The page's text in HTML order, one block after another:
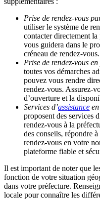
Prise de rendez-vous
utiliser le système de
contacter directement
vous guidera dans le
créneau de rendez-vous.
Prise de rendez-vous
toutes vos démarches
pouvez vous rendre
rendez-vous. Assurez-
d’ouverture et la
Services d’assistance
proposent des services
rendez-vous à la
des conseils, répondre
rendez-vous en votre
plateforme fiable et
Il est important de noter que
fonction de votre situation
dans votre préfecture.
locale pour connaître les